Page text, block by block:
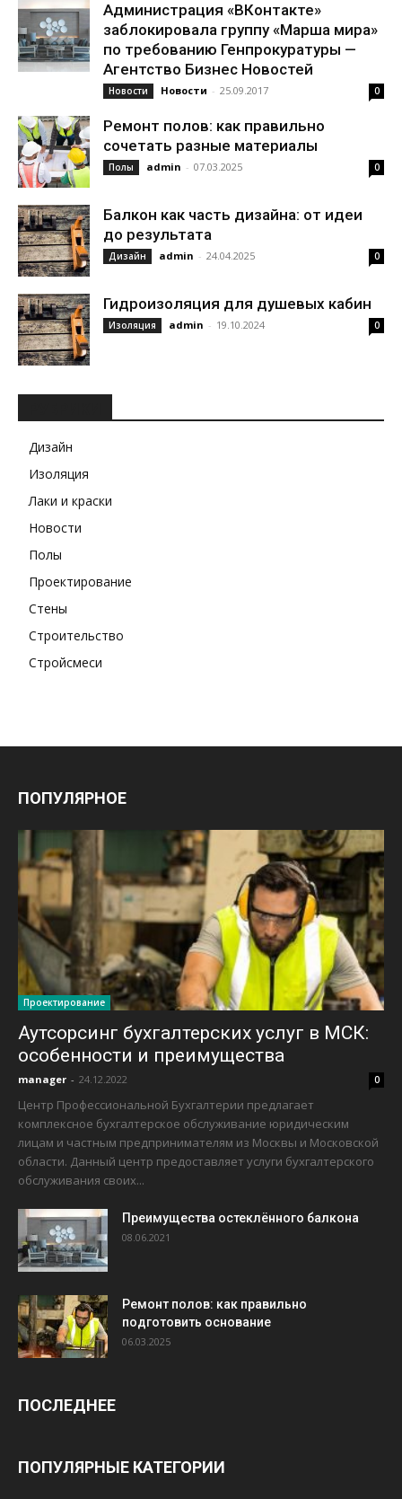
Администрация «ВКонтакте»
заблокировала группу «Марша мира»
по требованию Генпрокуратуры —
Агентство Бизнес Новостей
Новости Новости - 25.09.2017 0
Ремонт полов: как правильно
сочетать разные материалы
Полы admin - 07.03.2025 0
Балкон как часть дизайна: от идеи
до результата
Дизайн admin - 24.04.2025 0
Гидроизоляция для душевых кабин
Изоляция admin - 19.10.2024 0
Дизайн
Изоляция
Лаки и краски
Новости
Полы
Проектирование
Стены
Строительство
Стройсмеси
ПОПУЛЯРНОЕ
Проектирование
Аутсорсинг бухгалтерских услуг в МСК:
особенности и преимущества
manager - 24.12.2022 0
Центр Профессиональной Бухгалтерии предлагает
комплексное бухгалтерское обслуживание юридическим
лицам и частным предпринимателям из Москвы и Московской
области. Данный центр предоставляет услуги бухгалтерского
обслуживания своих...
Преимущества остеклённого балкона
08.06.2021
Ремонт полов: как правильно
подготовить основание
06.03.2025
ПОСЛЕДНЕЕ
ПОПУЛЯРНЫЕ КАТЕГОРИИ